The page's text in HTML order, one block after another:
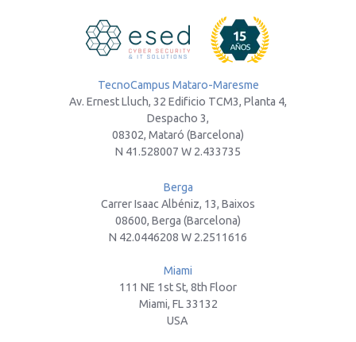
TecnoCampus Mataro-Maresme
Av. Ernest Lluch, 32 Edificio TCM3, Planta 4,
Despacho 3,
08302, Mataró (Barcelona)
N 41.528007 W 2.433735
Berga
Carrer Isaac Albéniz, 13, Baixos
08600, Berga (Barcelona)
N 42.0446208 W 2.2511616
Miami
111 NE 1st St, 8th Floor
Miami, FL 33132
USA